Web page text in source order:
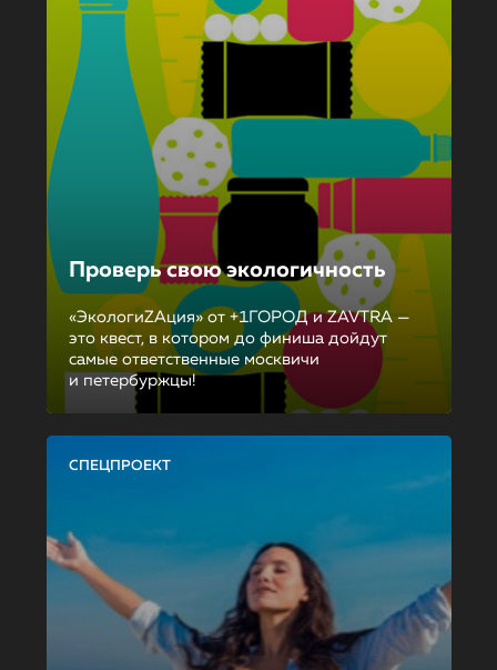
Проверь свою экологичность
«ЭкологиZAция» от +1ГОРОД и ZAVTRA —
это квест, в котором до финиша дойдут
самые ответственные москвичи
и петербуржцы!
СПЕЦПРОЕКТ